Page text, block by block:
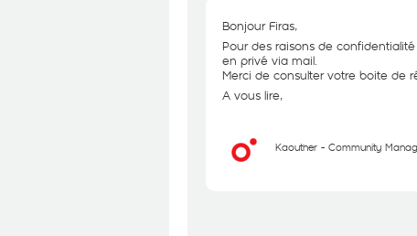
Bonjour Firas,
Pour des raisons de
en privé via mail.
Merci de consulter votre boite de
A vous lire,
Kaouther - Community